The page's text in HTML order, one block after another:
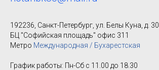
192236, Санкт-Петербург, ул. Белы Куна, д. 30,
БЦ "Софийская площадь" офис 311
Метро Международная / Бухарестская
График работы: Пн-Сб с 11.00 до 18.30